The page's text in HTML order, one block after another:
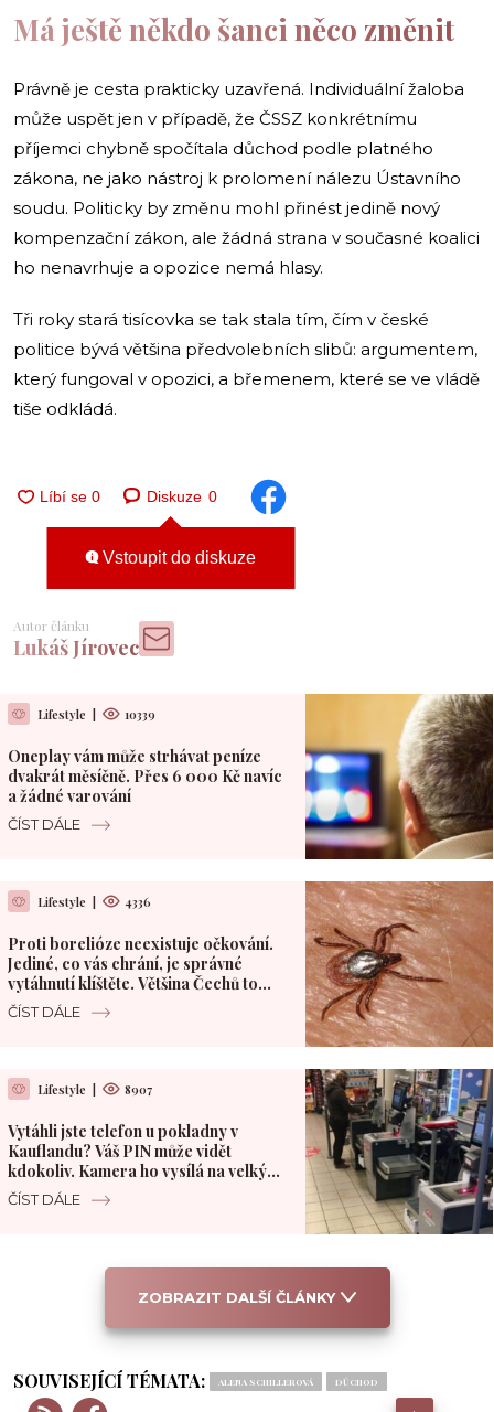
Má ještě někdo šanci něco změnit
Právně je cesta prakticky uzavřená. Individuální žaloba
může uspět jen v případě, že ČSSZ konkrétnímu
příjemci chybně spočítala důchod podle platného
zákona, ne jako nástroj k prolomení nálezu Ústavního
soudu. Politicky by změnu mohl přinést jedině nový
kompenzační zákon, ale žádná strana v současné koalici
ho nenavrhuje a opozice nemá hlasy.
Tři roky stará tisícovka se tak stala tím, čím v české
politice bývá většina předvolebních slibů: argumentem,
který fungoval v opozici, a břemenem, které se ve vládě
tiše odkládá.
Diskuze 0
Vstoupit do diskuze
Autor článku
Lukáš Jírovec
Lifestyle 10339
Oneplay vám může strhávat peníze
dvakrát měsíčně. Přes 6 000 Kč navíc
a žádné varování
ČÍST DÁLE
Lifestyle 4336
Proti borelióze neexistuje očkování.
Jediné, co vás chrání, je správné
vytáhnutí klíštěte. Většina Čechů to
dělá špatně
ČÍST DÁLE
Lifestyle 8907
Vytáhli jste telefon u pokladny v
Kauflandu? Váš PIN může vidět
kdokoliv. Kamera ho vysílá na velký
monitor
ČÍST DÁLE
ZOBRAZIT DALŠÍ ČLÁNKY
SOUVISEJÍCÍ TÉMATA: ALENA SCHILLEROVÁ DŮCHOD